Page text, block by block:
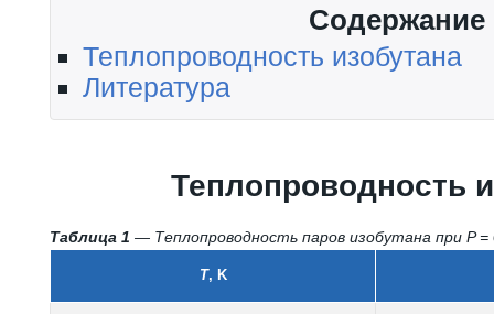
Содержание
Теплопроводность изобутана
Литература
Теплопроводность
Таблица 1 — Теплопроводность паров изобутана при P
T, K